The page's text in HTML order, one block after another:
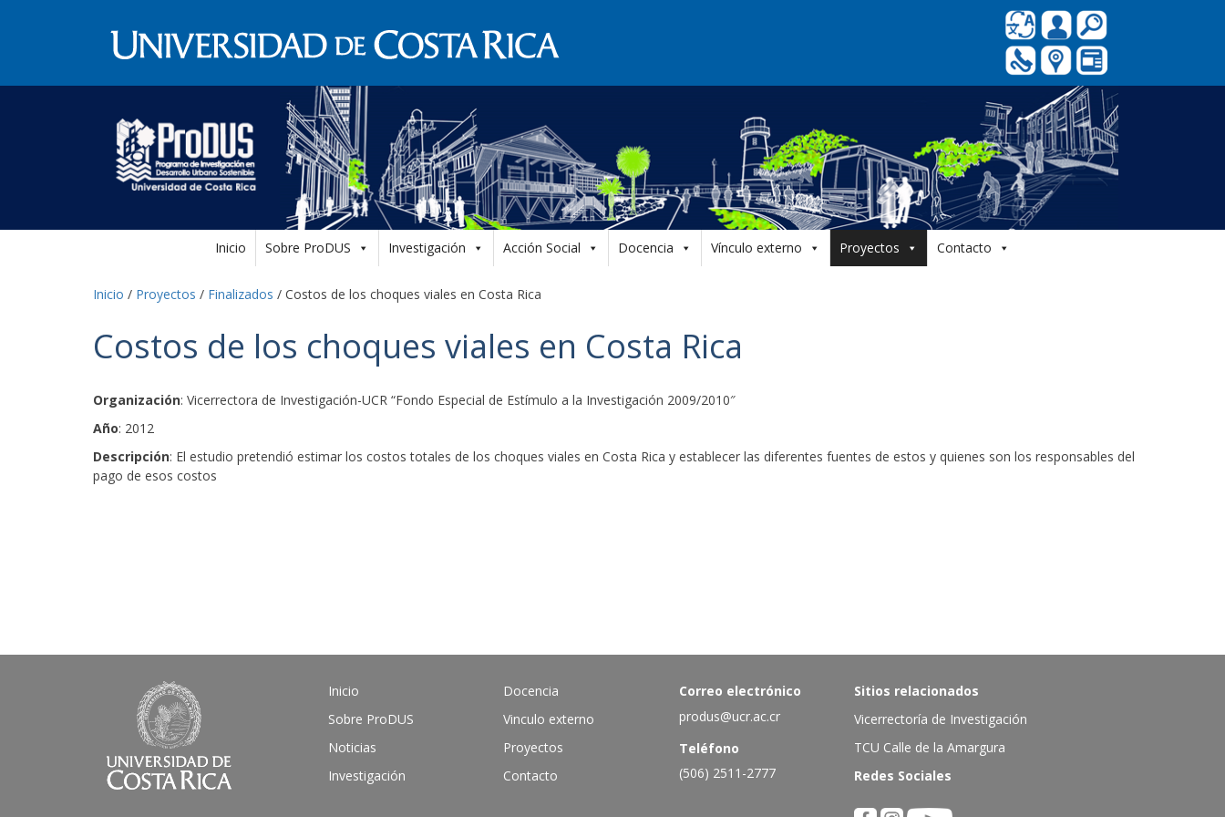
Inicio Sobre ProDUS Investigación Acción Social Docencia Vínculo externo Proyectos Contacto
Inicio / Proyectos / Finalizados / Costos de los choques viales en Costa Rica
Costos de los choques viales en Costa Rica
Organización: Vicerrectora de Investigación-UCR “Fondo Especial de Estímulo a la Investigación 2009/2010″
Año: 2012
Descripción: El estudio pretendió estimar los costos totales de los choques viales en Costa Rica y establecer las diferentes fuentes de estos y quienes son los responsables del
pago de esos costos
Inicio
Sobre ProDUS
Noticias
Investigación
Docencia
Vinculo externo
Proyectos
Contacto
Correo electrónico
produs@ucr.ac.cr
Teléfono
(506) 2511-2777
Sitios relacionados
Vicerrectoría de Investigación
TCU Calle de la Amargura
Redes Sociales